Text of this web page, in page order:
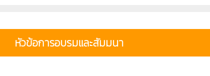
หัวข้อการอบรมและสัมมนา